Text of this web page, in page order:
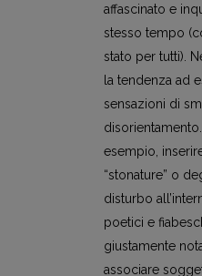
affascinato e
stesso tempo
stato per tutti).
la tendenza ad
sensazioni di
esempio,
“stonature” o
disturbo
poetici e
giustamente
associare